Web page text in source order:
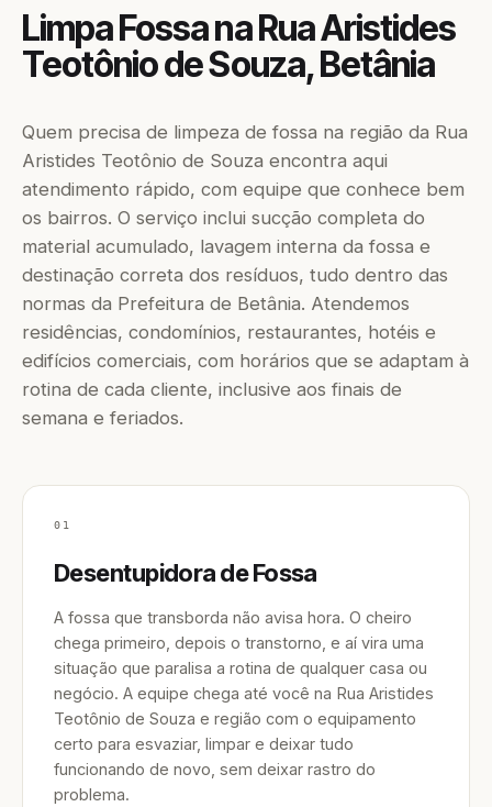
Limpa Fossa na Rua Aristides
Teotônio de Souza, Betânia
Quem precisa de limpeza de fossa na região da Rua
Aristides Teotônio de Souza encontra aqui
atendimento rápido, com equipe que conhece bem
os bairros. O serviço inclui sucção completa do
material acumulado, lavagem interna da fossa e
destinação correta dos resíduos, tudo dentro das
normas da Prefeitura de Betânia. Atendemos
residências, condomínios, restaurantes, hotéis e
edifícios comerciais, com horários que se adaptam à
rotina de cada cliente, inclusive aos finais de
semana e feriados.
01
Desentupidora de Fossa
A fossa que transborda não avisa hora. O cheiro
chega primeiro, depois o transtorno, e aí vira uma
situação que paralisa a rotina de qualquer casa ou
negócio. A equipe chega até você na Rua Aristides
Teotônio de Souza e região com o equipamento
certo para esvaziar, limpar e deixar tudo
funcionando de novo, sem deixar rastro do
problema.